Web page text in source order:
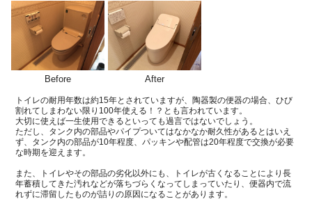
Before After
トイレの耐用年数は約15年とされていますが、陶器製の便器の場合、ひび
割れてしまわない限り 100年使える！？とも言われています。
大切に使えば一生使用できるといっても過言ではないでしょう。
ただし、タンク内の部品やパイプついてはなかなか耐久性があるとはいえ
ず、タンク内の部品が10年程度、パッキンや配管は20年程度で交換が必要
な時期を迎えます。
また、トイレやその部品の劣化以外にも、トイレが古くなることにより長
年蓄積してきた汚れなどが落ちづらくなってしまっていたり、便器内で流
れずに滞留したものが詰りの原因になることがあります。